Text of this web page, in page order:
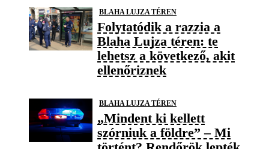
BLAHA LUJZA TÉREN
Folytatódik a razzia a
Blaha Lujza téren: te
lehetsz a következő, akit
ellenőriznek
BLAHA LUJZA TÉREN
„Mindent ki kellett
szórniuk a földre” – Mi